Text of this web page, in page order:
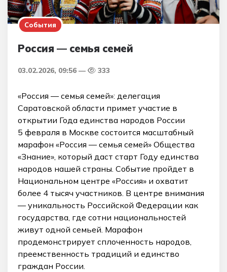
События
Россия — семья семей
03.02.2026, 09:56 333
«Россия — семья семей»: делегация
Саратовской области примет участие в
открытии Года единства народов России
5 февраля в Москве состоится масштабный
марафон «Россия — семья семей» Общества
«Знание», который даст старт Году единства
народов нашей страны. Событие пройдет в
Национальном центре «Россия» и охватит
более 4 тысяч участников. В центре внимания
— уникальность Российской Федерации как
государства, где сотни национальностей
живут одной семьей. Марафон
продемонстрирует сплоченность народов,
преемственность традиций и единство
граждан России.